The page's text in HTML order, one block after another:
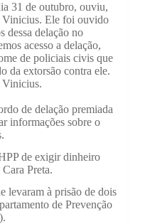
31 de outubro, ouviu,
Vinicius. Ele foi ouvido
dessa delação no
acesso a delação,
de policiais civis que
da extorsão contra ele.
de delação premiada
informações sobre o
de exigir dinheiro
Preta.
levaram à prisão de dois
de Prevenção